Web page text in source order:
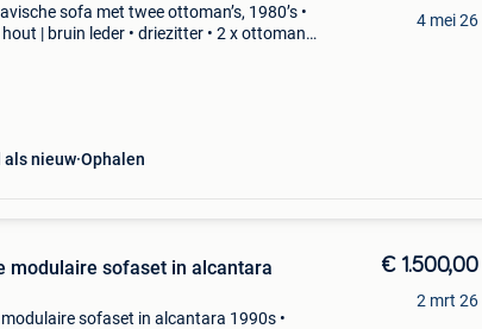
sofa met twee ottoman’s, 1980’s •
| bruin leder • driezitter • 2 x ottoman
als nieuw Ophalen
4 mei 26
modulaire sofaset in alcantara
sofaset in alcantara 1990s •
€ 1.500,00
2 mrt 26